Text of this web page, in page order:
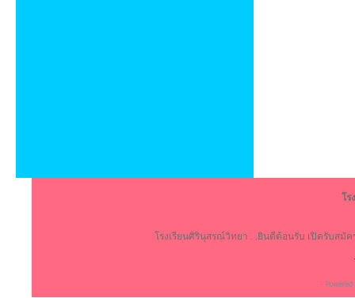
โร
โรงเรียนศิรินุสรณ์วิทยา . .ยินดีต้อนรับ เปิดรับสมั